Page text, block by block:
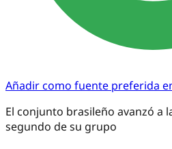
Añadir como fuente preferida
El conjunto brasileño avanzó a
segundo de su grupo